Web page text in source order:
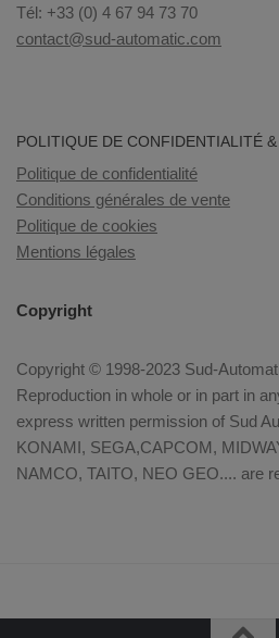
Tél: +33 (0) 4 67 94 73 70
contact@sud-automatic.com
POLITIQUE DE CONFIDENTIALITÉ
Politique de confidentialité
Conditions générales de vente
Politique de cookies
Mentions légales
Copyright
Copyright © 1998-2023 Sud-
Reproduction in whole or in part in
express written permission of Sud
KONAMI, SEGA,CAPCOM,
NAMCO, TAITO, NEO GEO.... are